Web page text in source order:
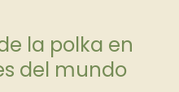
la polka en
del mundo